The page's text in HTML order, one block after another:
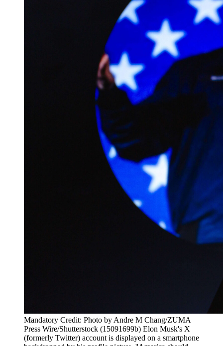
Mandatory Credit: Photo by Andre M Chang/ZUMA
Press Wire/Shutterstock (15091699b) Elon Musk's X
(formerly Twitter) account is displayed on a smartphone